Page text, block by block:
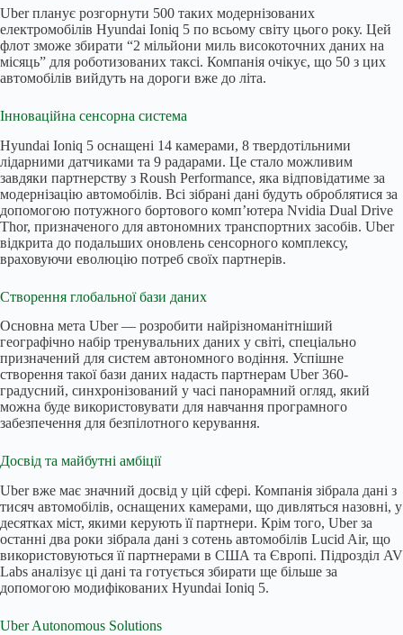
Uber планує розгорнути 500 таких модернізованих
електромобілів Hyundai Ioniq 5 по всьому світу цього року. Цей
флот зможе збирати “2 мільйони миль високоточних даних на
місяць” для роботизованих таксі. Компанія очікує, що 50 з цих
автомобілів вийдуть на дороги вже до літа.
Інноваційна сенсорна система
Hyundai Ioniq 5 оснащені 14 камерами, 8 твердотільними
лідарними датчиками та 9 радарами. Це стало можливим
завдяки партнерству з Roush Performance, яка відповідатиме за
модернізацію автомобілів. Всі зібрані дані будуть оброблятися за
допомогою потужного бортового комп’ютера Nvidia Dual Drive
Thor, призначеного для автономних транспортних засобів. Uber
відкрита до подальших оновлень сенсорного комплексу,
враховуючи еволюцію потреб своїх партнерів.
Створення глобальної бази даних
Основна мета Uber — розробити найрізноманітніший
географічно набір тренувальних даних у світі, спеціально
призначений для систем автономного водіння. Успішне
створення такої бази даних надасть партнерам Uber 360-
градусний, синхронізований у часі панорамний огляд, який
можна буде використовувати для навчання програмного
забезпечення для безпілотного керування.
Досвід та майбутні амбіції
Uber вже має значний досвід у цій сфері. Компанія зібрала дані з
тисяч автомобілів, оснащених камерами, що дивляться назовні, у
десятках міст, якими керують її партнери. Крім того, Uber за
останні два роки зібрала дані з сотень автомобілів Lucid Air, що
використовуються її партнерами в США та Європі. Підрозділ AV
Labs аналізує ці дані та готується збирати ще більше за
допомогою модифікованих Hyundai Ioniq 5.
Uber Autonomous Solutions